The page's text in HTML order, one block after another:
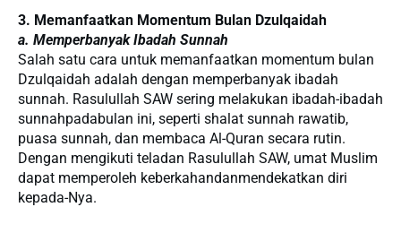
3. Memanfaatkan Momentum Bulan Dzulqaidah
a. Memperbanyak Ibadah Sunnah
Salah satu cara untuk memanfaatkan momentum bulan
Dzulqaidah adalah dengan memperbanyak ibadah
sunnah. Rasulullah SAW sering melakukan ibadah-ibadah
sunnahpadabulan ini, seperti shalat sunnah rawatib,
puasa sunnah, dan membaca Al-Quran secara rutin.
Dengan mengikuti teladan Rasulullah SAW, umat Muslim
dapat memperoleh keberkahandanmendekatkan diri
kepada-Nya.